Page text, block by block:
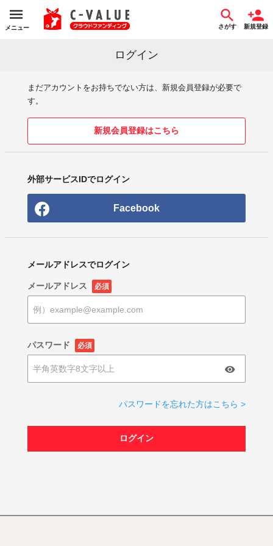
メニュー さがす 新規登録
ログイン
まだアカウントをお持ちでない方は、新規会員登録が必要で
す。
新規会員登録はこちら
外部サービスIDでログイン
Facebook
メールアドレスでログイン
メールアドレス 必須
パスワード 必須
パスワードを忘れた方はこちら >
ログイン